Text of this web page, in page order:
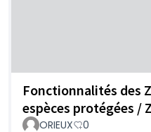
Fonctionnalités des
espèces protégées /
ORIEUX 0